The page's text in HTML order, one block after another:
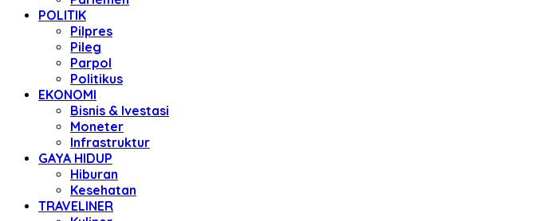
POLITIK
Pilpres
Pileg
Parpol
Politikus
EKONOMI
Bisnis & Ivestasi
Moneter
Infrastruktur
GAYA HIDUP
Hiburan
Kesehatan
TRAVELINER